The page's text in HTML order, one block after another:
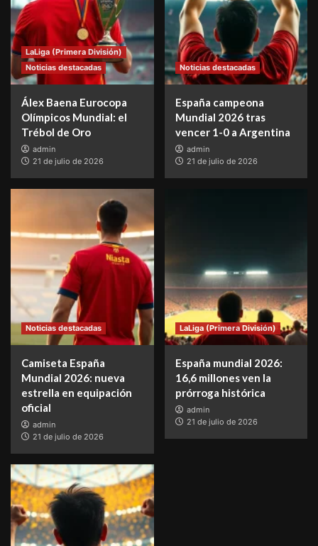
LaLiga (Primera División)
Noticias destacadas
Álex Baena Eurocopa
Olímpicos Mundial: el
Trébol de Oro
admin
21 de julio de 2026
Noticias destacadas
España campeona
Mundial 2026 tras
vencer 1-0 a Argentina
admin
21 de julio de 2026
Noticias destacadas
Camiseta España
Mundial 2026: nueva
estrella en equipación
oficial
admin
21 de julio de 2026
LaLiga (Primera División)
España mundial 2026:
16,6 millones ven la
prórroga histórica
admin
21 de julio de 2026